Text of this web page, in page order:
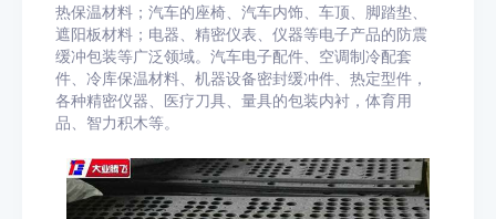
热保温材料；汽车的座椅、汽车内饰、车顶、脚踏垫、
遮阳板材料；电器、精密仪表、仪器等电子产品的防震
缓冲包装等广泛领域。汽车电子配件、空调制冷配套
件、冷库保温材料、机器设备密封缓冲件、热定型件，
各种精密仪器、医疗刀具、量具的包装内衬，体育用
品、智力积木等。